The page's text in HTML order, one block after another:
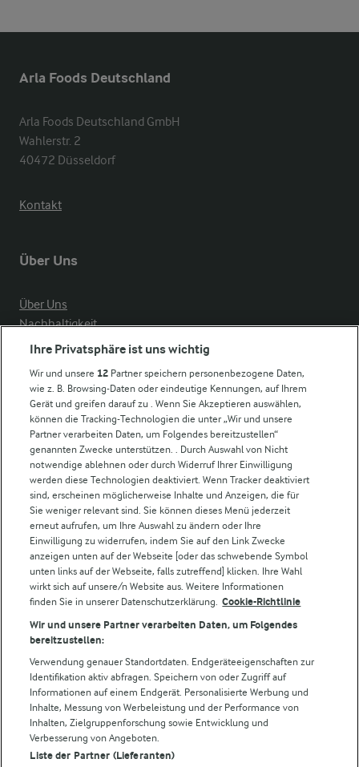
Arla Foods Deutschland
Arla Foods Deutschland GmbH
Wahlerstr. 2
40472 Düsseldorf
Kontakt
Über Uns
Über Uns
Nachhaltigkeit
Compliance
Arla in anderen Ländern
Weitere Arla Websites
Castello
Lurpak
Arla Pro
Für unsere Landwirt:innen
Folge uns!
Ihre Privatsphäre ist uns wichtig
Wir und unsere 12 Partner speichern personenbezogene Daten,
wie z. B. Browsing-Daten oder eindeutige Kennungen, auf Ihrem
Gerät und greifen darauf zu . Wenn Sie Akzeptieren auswählen,
können die Tracking-Technologien die unter „Wir und unsere
Partner verarbeiten Daten, um Folgendes bereitzustellen“
genannten Zwecke unterstützen. . Durch Auswahl von Nicht
notwendige ablehnen oder durch Widerruf Ihrer Einwilligung
werden diese Technologien deaktiviert. Wenn Tracker deaktiviert
sind, erscheinen möglicherweise Inhalte und Anzeigen, die für
Sie weniger relevant sind. Sie können dieses Menü jederzeit
erneut aufrufen, um Ihre Auswahl zu ändern oder Ihre
Einwilligung zu widerrufen, indem Sie auf den Link Zwecke
anzeigen unten auf der Webseite [oder das schwebende Symbol
unten links auf der Webseite, falls zutreffend] klicken. Ihre Wahl
wirkt sich auf unsere/n Website aus. Weitere Informationen
finden Sie in unserer Datenschutzerklärung. Cookie-Richtlinie
Wir und unsere Partner verarbeiten Daten, um Folgendes
bereitzustellen:
Verwendung genauer Standortdaten. Endgeräteeigenschaften zur
Identifikation aktiv abfragen. Speichern von oder Zugriff auf
Informationen auf einem Endgerät. Personalisierte Werbung und
Inhalte, Messung von Werbeleistung und der Performance von
Inhalten, Zielgruppenforschung sowie Entwicklung und
Verbesserung von Angeboten.
Liste der Partner (Lieferanten)